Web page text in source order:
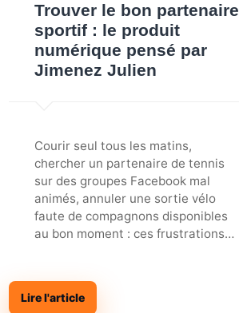
Trouver le bon partenaire
sportif : le produit
numérique pensé par
Jimenez Julien
Courir seul tous les matins,
chercher un partenaire de tennis
sur des groupes Facebook mal
animés, annuler une sortie vélo
faute de compagnons disponibles
au bon moment : ces frustrations…
Lire l'article